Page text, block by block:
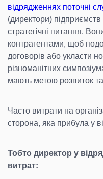
відрядженнях поточні
(директори)
стратегічні питання.
контрагентами, щоб
договорів або укласти
різноманітних
мають метою розвиток
Часто витрати на
сторона, яка прибула у
Тобто директор у
витрат: